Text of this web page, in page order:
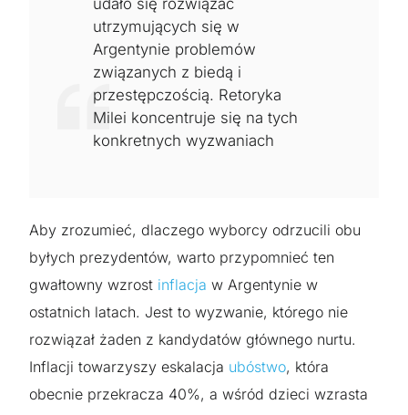
udało się rozwiązać
utrzymujących się w
Argentynie problemów
związanych z biedą i
przestępczością. Retoryka
Milei koncentruje się na tych
konkretnych wyzwaniach
Aby zrozumieć, dlaczego wyborcy odrzucili obu
byłych prezydentów, warto przypomnieć ten
gwałtowny wzrost inflacja w Argentynie w
ostatnich latach. Jest to wyzwanie, którego nie
rozwiązał żaden z kandydatów głównego nurtu.
Inflacji towarzyszy eskalacja ubóstwo, która
obecnie przekracza 40%, a wśród dzieci wzrasta